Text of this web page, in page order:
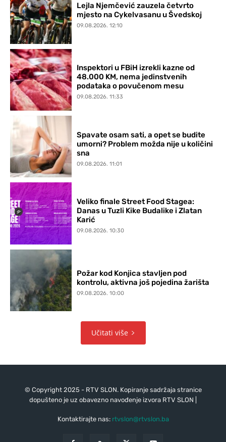
Lejla Njemčević zauzela četvrto
mjesto na Cykelvasanu u Švedskoj
09.08.2026. 12:10
Inspektori u FBiH izrekli kazne od
48.000 KM, nema jedinstvenih
podataka o povučenom mesu
09.08.2026. 11:33
Spavate osam sati, a opet se budite
umorni? Problem možda nije u količini
sna
09.08.2026. 11:01
Veliko finale Street Food Stagea:
Danas u Tuzli Kike Budalike i Zlatan
Karić
09.08.2026. 10:30
Požar kod Konjica stavljen pod
kontrolu, aktivna još pojedina žarišta
09.08.2026. 10:00
Učitati više
© Copyright 2025 - RTV SLON. Kopiranje sadržaja stranice
dopušteno je uz obavezno navođenje izvora RTV SLON |
Kontaktirajte nas: rtvslon@rtvslon.ba